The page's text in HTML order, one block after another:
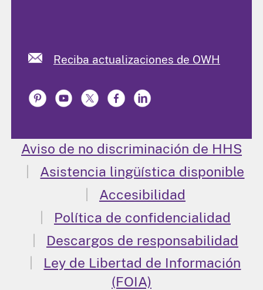
Reciba actualizaciones de OWH
Aviso de no discriminación de HHS
Asistencia lingüística disponible
Accesibilidad
Política de confidencialidad
Descargos de responsabilidad
Ley de Libertad de Información
(FOIA)